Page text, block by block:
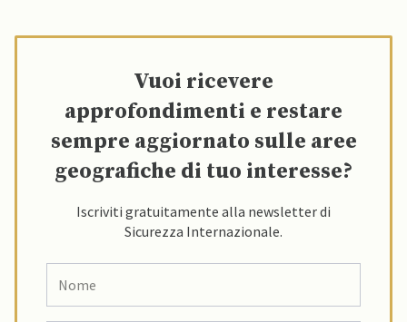
Vuoi ricevere
approfondimenti e restare
sempre aggiornato sulle aree
geografiche di tuo interesse?
Iscriviti gratuitamente alla newsletter di
Sicurezza Internazionale.